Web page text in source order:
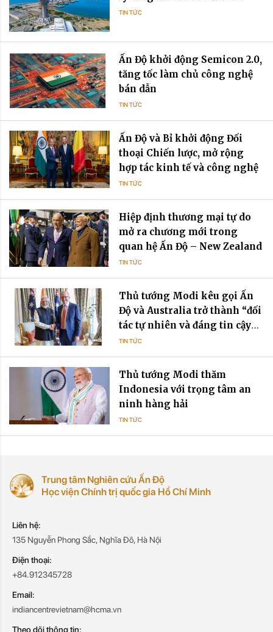
TIN TỨC
Ấn Độ khởi động Semicon 2.0,
tăng tốc làm chủ công nghệ
bán dẫn
TIN TỨC
Ấn Độ và Bỉ khởi động Đối
thoại Chiến lược, mở rộng
hợp tác kinh tế và công nghệ
TIN TỨC
Hiệp định thương mại tự do
mở ra chương mới trong
quan hệ Ấn Độ – New Zealand
TIN TỨC
Thủ tướng Modi kêu gọi Ấn
Độ và Australia trở thành “đối
tác tự nhiên và đáng tin cậy”
trong bối cảnh bất ổn toàn cầu
TIN TỨC
Thủ tướng Modi thăm
Indonesia với trọng tâm an
ninh hàng hải
TIN TỨC
Trung tâm Nghiên cứu Ấn Độ
Học viện Chính trị quốc gia Hồ Chí Minh
Liên hệ:
135 Nguyễn Phong Sắc, Nghĩa Đô, Hà Nội
Điện thoại:
+84.912345728
Email:
indiancentrevietnam@hcma.vn
Theo dõi thông tin: